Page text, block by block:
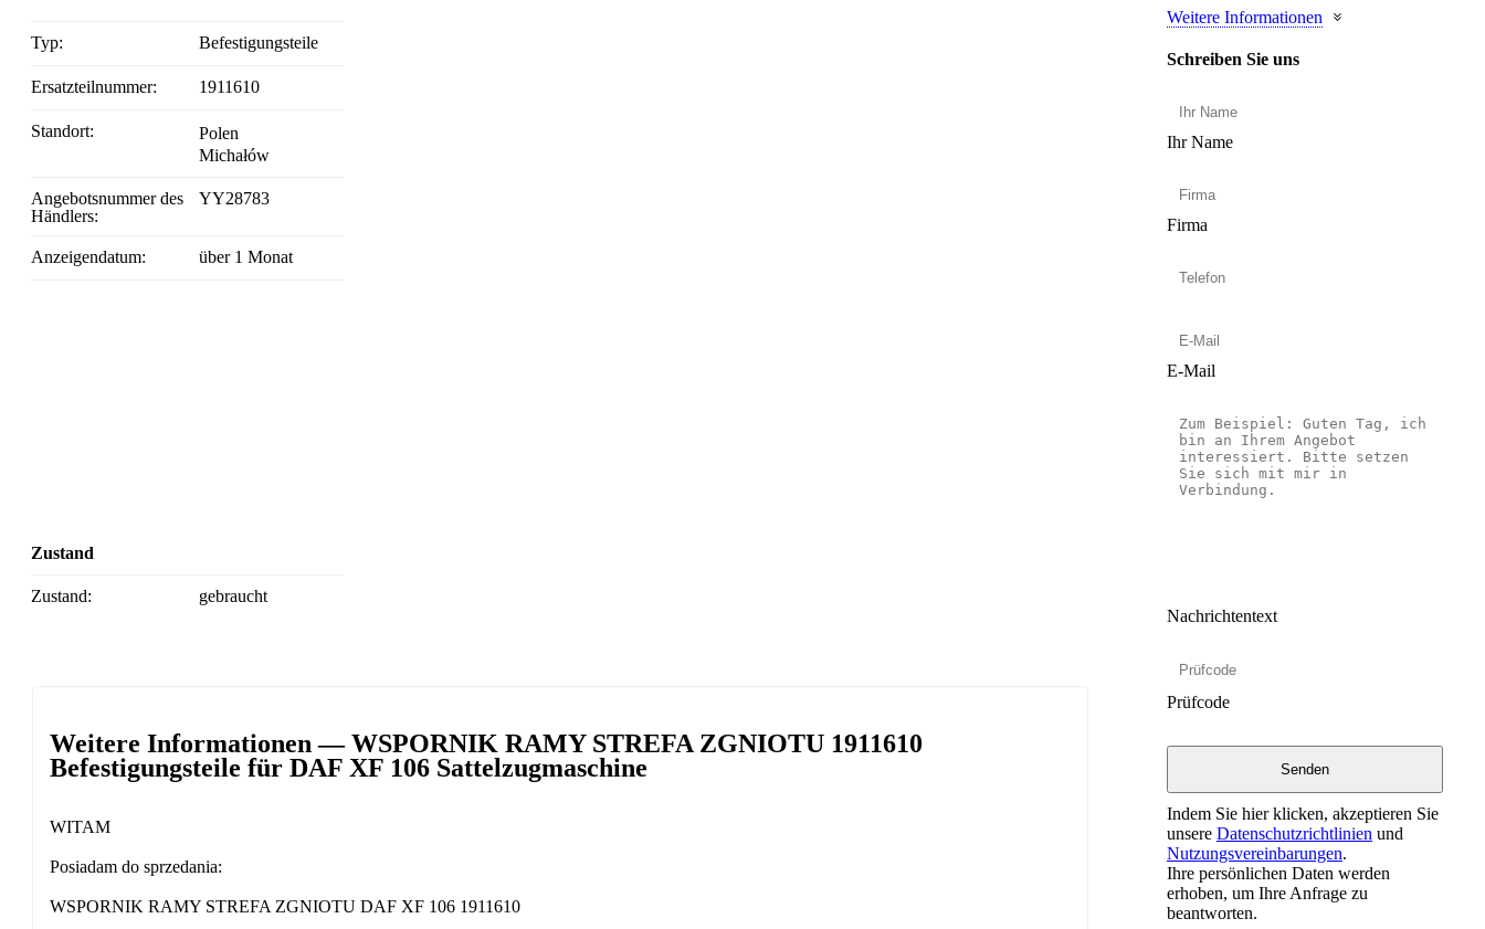
Typ: Befestigungsteile
Ersatzteilnummer: 1911610
Standort:
Polen
Michałów
Angebotsnummer des
Händlers:
YY28783
Anzeigendatum: über 1 Monat
Zustand
Zustand: gebraucht
Weitere Informationen — WSPORNIK RAMY STREFA ZGNIOTU 1911610
Befestigungsteile für DAF XF 106 Sattelzugmaschine
WITAM
Posiadam do sprzedania:
WSPORNIK RAMY STREFA ZGNIOTU DAF XF 106 1911610
Weitere Informationen
Schreiben Sie uns
Ihr Name
Firma
E-Mail
Nachrichtentext
Prüfcode
Indem Sie hier klicken, akzeptieren Sie
unsere Datenschutzrichtlinien und
Nutzungsvereinbarungen.
Ihre persönlichen Daten werden
erhoben, um Ihre Anfrage zu
beantworten.